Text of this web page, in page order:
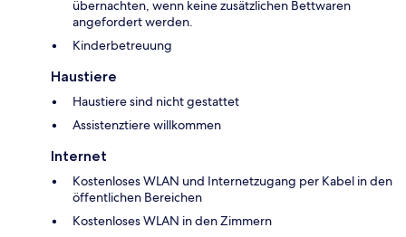
übernachten, wenn keine zusätzlichen Bettwaren
angefordert werden.
Kinderbetreuung
Haustiere
Haustiere sind nicht gestattet
Assistenztiere willkommen
Internet
Kostenloses WLAN und Internetzugang per Kabel in den
öffentlichen Bereichen
Kostenloses WLAN in den Zimmern